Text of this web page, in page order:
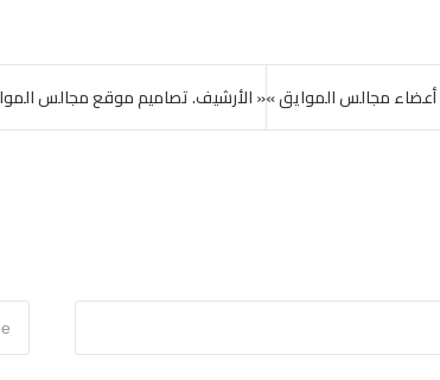
« الأرشيف. تصاميم موقع مجالسأعضاء مجالس الموايق »